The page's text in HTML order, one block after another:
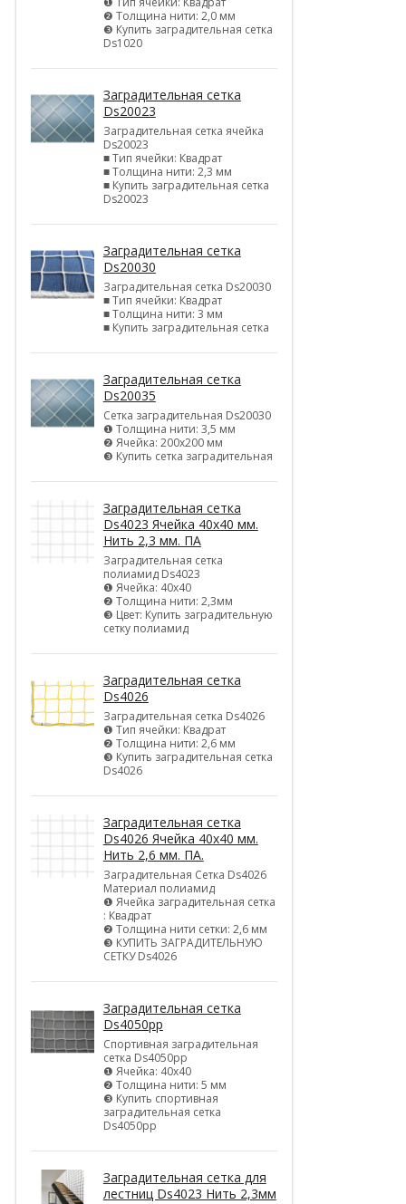
❷ Толщина нити: 2,0 мм
❸ Купить заградительная сетка
Ds1020
Заградительная сетка
Ds20023
Заградительная сетка ячейка
Ds20023
■ Тип ячейки: Квадрат
■ Толщина нити: 2,3 мм
■ Купить заградительная сетка
Ds20023
Заградительная сетка
Ds20030
Заградительная сетка Ds20030
■ Тип ячейки: Квадрат
■ Толщина нити: 3 мм
■ Купить заградительная сетка
Заградительная сетка
Ds20035
Сетка заградительная Ds20030
❶ Толщина нити: 3,5 мм
❷ Ячейка: 200х200 мм
❸ Купить сетка заградительная
Заградительная сетка
Ds4023 Ячейка 40х40 мм.
Нить 2,3 мм. ПА
Заградительная сетка
полиамид Ds4023
❶ Ячейка: 40х40
❷ Толщина нити: 2,3мм
❸ Цвет: Купить заградительную
сетку полиамид
Заградительная сетка
Ds4026
Заградительная сетка Ds4026
❶ Тип ячейки: Квадрат
❷ Толщина нити: 2,6 мм
❸ Купить заградительная сетка
Ds4026
Заградительная сетка
Ds4026 Ячейка 40х40 мм.
Нить 2,6 мм. ПА.
Заградительная Сетка Ds4026
Материал полиамид
❶ Ячейка заградительная сетка
: Квадрат
❷ Толщина нити сетки: 2,6 мм
❸ КУПИТЬ ЗАГРАДИТЕЛЬНУЮ
СЕТКУ Ds4026
Заградительная сетка
Ds4050pp
Спортивная заградительная
сетка Ds4050pp
❶ Ячейка: 40х40
❷ Толщина нити: 5 мм
❸ Купить спортивная
заградительная сетка
Ds4050pp
Заградительная сетка для
лестниц Ds4023 Нить 2,3мм